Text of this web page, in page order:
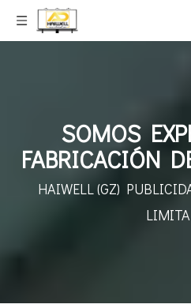
SOMOS
FABRICACIÓN
HAIWELL (GZ)